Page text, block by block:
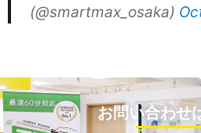
(@smartmax_osaka)
お問い合わせ